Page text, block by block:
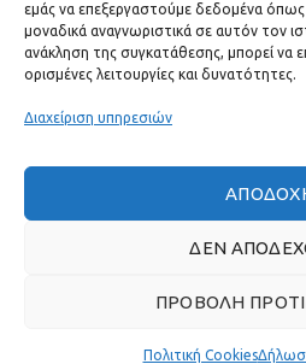
εμάς να επεξεργαστούμε δεδομένα
μοναδικά αναγνωριστικά σε αυτόν τον
ανάκληση της συγκατάθεσης, μπορεί να
ορισμένες λειτουργίες και δυνατότητες.
Διαχείριση υπηρεσιών
ΔΕΝ
ΠΡΟΒΟΛΉ
Πολιτική Cookies
Πραγματικές
2022 ΔΗΜΙΟΥΡΓΗΘΗΚΕ